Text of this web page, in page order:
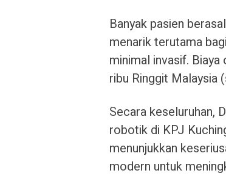
Banyak pasien
menarik terutama
minimal invasif.
ribu Ringgit Malaysia
Secara keseluruhan,
robotik di KPJ
menunjukkan
modern untuk